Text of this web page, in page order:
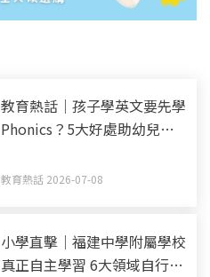
教育熱話｜孩子學英文要先學
Phonics？5大好處助幼兒打
教育熱話 2026-07-08
小學直擊｜福建中學附屬學校
真正自主學習 6大領域自行選